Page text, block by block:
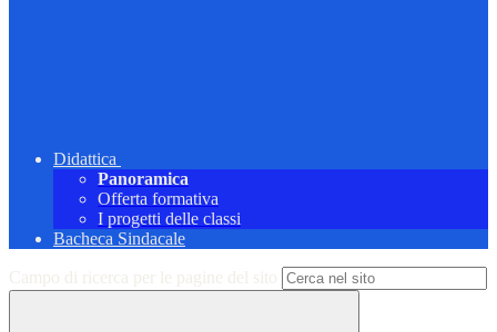
Didattica
Panoramica
Offerta formativa
I progetti delle classi
Bacheca Sindacale
Campo di ricerca per le pagine del sito